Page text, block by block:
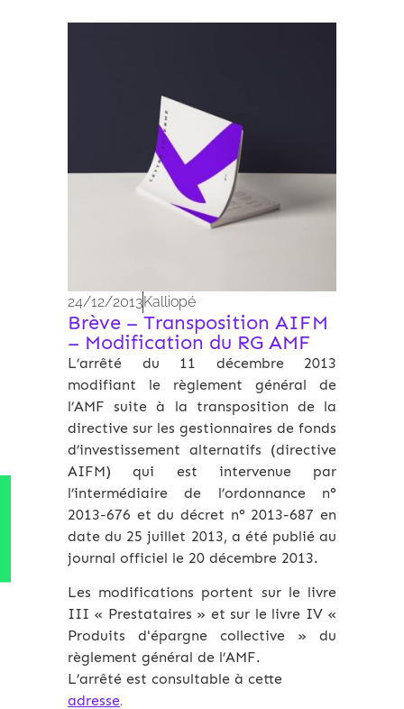
24/12/2013Kalliopé
Brève – Transposition AIFM
– Modification du RG AMF
L’arrêté du 11 décembre 2013
modifiant le règlement général de
l’AMF suite à la transposition de la
directive sur les gestionnaires de fonds
d’investissement alternatifs (directive
AIFM) qui est intervenue par
l’intermédiaire de l’ordonnance n°
2013-676 et du décret n° 2013-687 en
date du 25 juillet 2013, a été publié au
journal officiel le 20 décembre 2013.
Les modifications portent sur le livre
III « Prestataires » et sur le livre IV «
Produits d'épargne collective » du
règlement général de l’AMF.
L’arrêté est consultable à cette
adresse.